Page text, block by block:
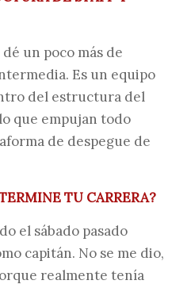
un poco más de
Es un equipo
del estructura del
que empujan todo
de despegue de
TU CARRERA?
el sábado pasado
capitán. No se me dio,
realmente tenía